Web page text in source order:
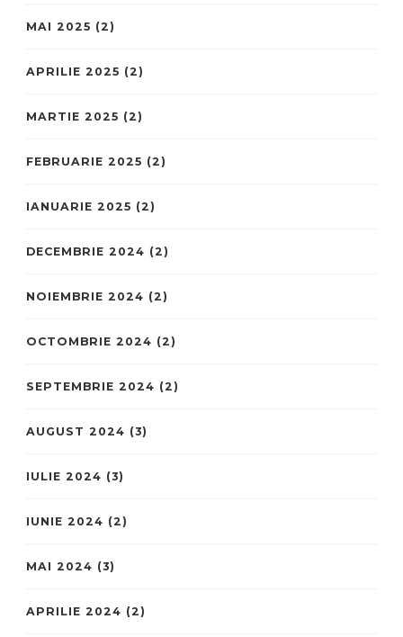
MAI 2025 (2)
APRILIE 2025 (2)
MARTIE 2025 (2)
FEBRUARIE 2025 (2)
IANUARIE 2025 (2)
DECEMBRIE 2024 (2)
NOIEMBRIE 2024 (2)
OCTOMBRIE 2024 (2)
SEPTEMBRIE 2024 (2)
AUGUST 2024 (3)
IULIE 2024 (3)
IUNIE 2024 (2)
MAI 2024 (3)
APRILIE 2024 (2)